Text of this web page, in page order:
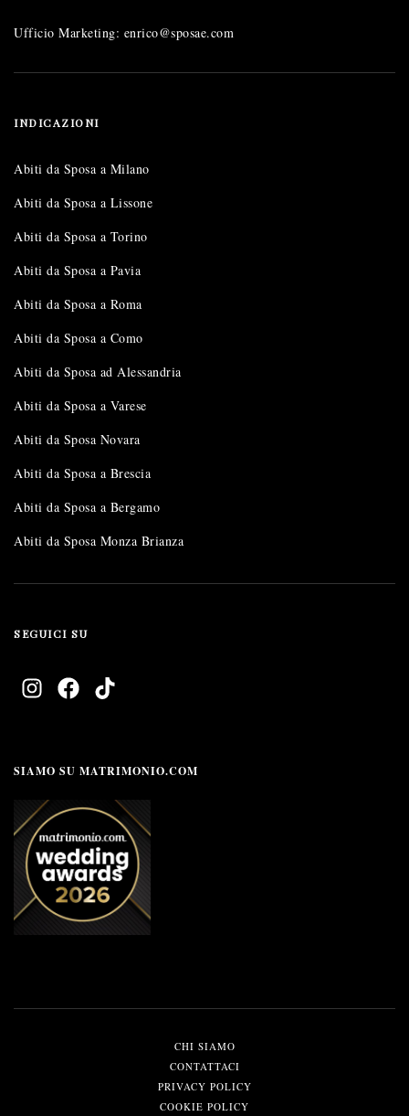
Ufficio Marketing: enrico@sposae.com
INDICAZIONI
Abiti da Sposa a Milano
Abiti da Sposa a Lissone
Abiti da Sposa a Torino
Abiti da Sposa a Pavia
Abiti da Sposa a Roma
Abiti da Sposa a Como
Abiti da Sposa ad Alessandria
Abiti da Sposa a Varese
Abiti da Sposa Novara
Abiti da Sposa a Brescia
Abiti da Sposa a Bergamo
Abiti da Sposa Monza Brianza
SEGUICI SU
SIAMO SU MATRIMONIO.COM
CHI SIAMO
CONTATTACI
PRIVACY POLICY
COOKIE POLICY